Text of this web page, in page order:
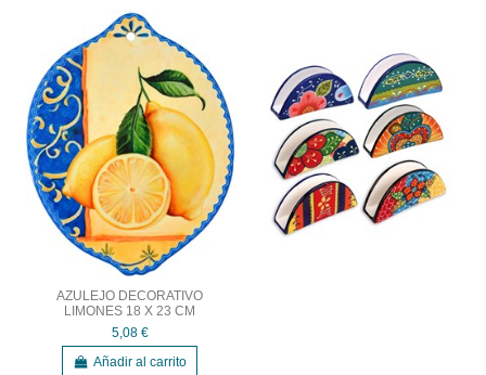
AZULEJO DECORATIVO
LIMONES 18 X 23 CM
5,08 €
Añadir al carrito